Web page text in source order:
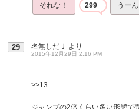
それな！ 299 うー
29 名無しだＪ より
2015年12月29日 2:16 PM
>>13
ジャンプの2倍くらい多い形態で